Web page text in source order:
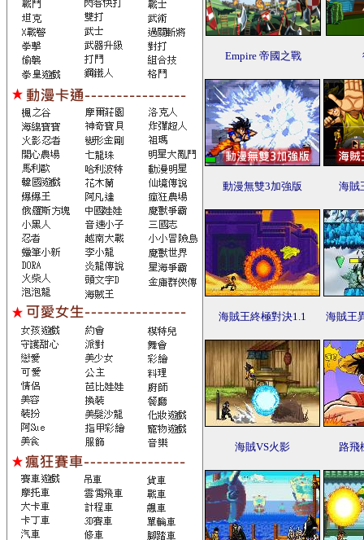
Empire 帝國之戰
動漫無雙3加強版 海賊
海賊王終極對決1.1 海賊王
海賊VS火影 路飛